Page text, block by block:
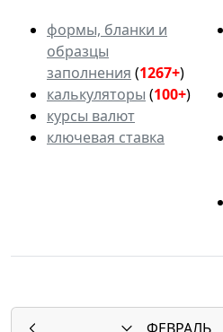
формы, бланки и
образцы
заполнения (1267+)
калькуляторы (100+)
курсы валют
ключевая ставка